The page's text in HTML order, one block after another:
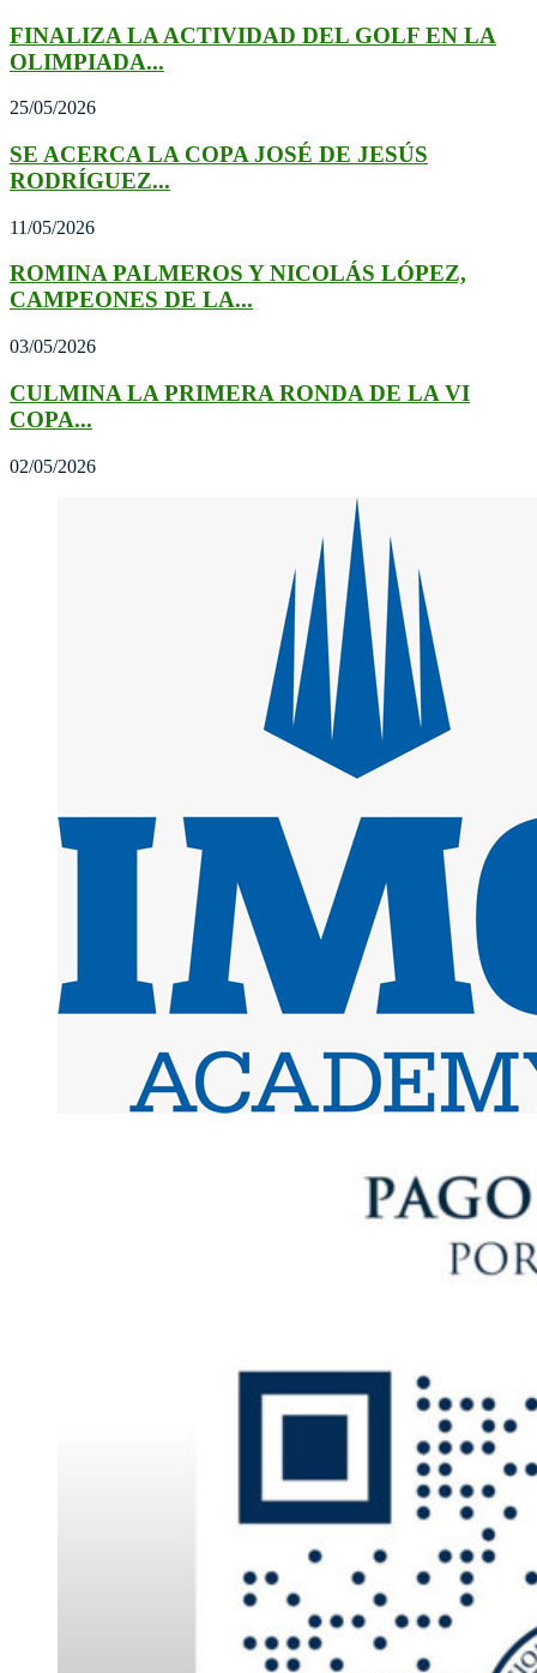
FINALIZA LA ACTIVIDAD DEL GOLF EN LA
OLIMPIADA...
25/05/2026
SE ACERCA LA COPA JOSÉ DE JESÚS
RODRÍGUEZ...
11/05/2026
ROMINA PALMEROS Y NICOLÁS LÓPEZ,
CAMPEONES DE LA...
03/05/2026
CULMINA LA PRIMERA RONDA DE LA VI
COPA...
02/05/2026